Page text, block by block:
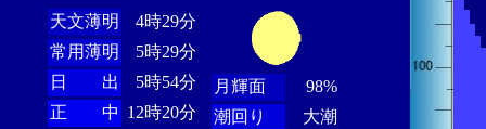
天文薄明
4時29分
常用薄明
5時29分
日 出
5時54分
正 中 12時20分
月輝面
98%
潮回り
大潮